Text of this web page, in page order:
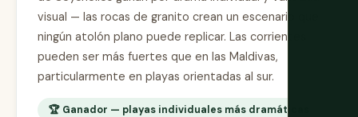
visual — las rocas de granito crean un escenario que
ningún atolón plano puede replicar. Las corrientes
pueden ser más fuertes que en las Maldivas,
particularmente en playas orientadas al sur.
🏆 Ganador — playas individuales más dramáticas